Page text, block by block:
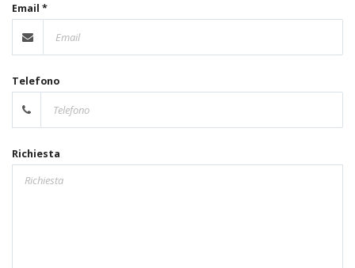
Email *
Telefono
Richiesta